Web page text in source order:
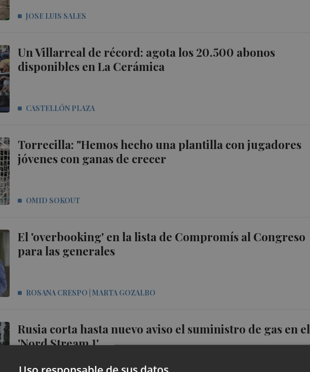
JOSE LUIS SALES
Un Villarreal de récord: agota los 20.500 abonos
disponibles en La Cerámica
CASTELLÓN PLAZA
Torrecilla: "Hemos hecho una plantilla con jugadores
jóvenes con ganas de crecer
OMID SOKOUT
El 'overbooking' en la lista de Compromís al Congreso
para las generales
ROSANA CRESPO | MARTA GOZALBO
Rusia corta hasta nuevo aviso el suministro de gas en el
'Nord Stream 1'